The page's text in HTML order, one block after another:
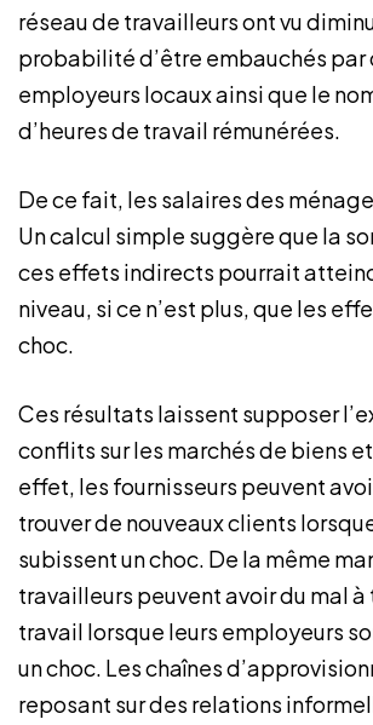
réseau de travailleurs ont vu
probabilité d’être embauchés par
employeurs locaux ainsi que le
d’heures de travail rémunérées.
De ce fait, les salaires des
Un calcul simple suggère que la
ces effets indirects pourrait
niveau, si ce n’est plus, que les
choc.
Ces résultats laissent supposer
conflits sur les marchés de biens
effet, les fournisseurs peuvent
trouver de nouveaux clients
subissent un choc. De la même
travailleurs peuvent avoir du mal à
travail lorsque leurs employeurs
un choc. Les chaînes
reposant sur des relations